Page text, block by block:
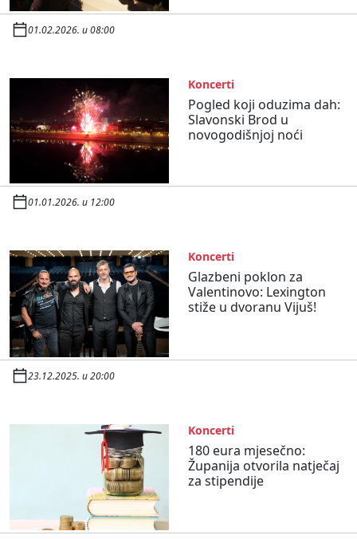
01.02.2026. u 08:00
Koncerti
Pogled koji oduzima dah:
Slavonski Brod u
novogodišnjoj noći
01.01.2026. u 12:00
Koncerti
Glazbeni poklon za
Valentinovo: Lexington
stiže u dvoranu Vijuš!
23.12.2025. u 20:00
Koncerti
180 eura mjesečno:
Županija otvorila natječaj
za stipendije